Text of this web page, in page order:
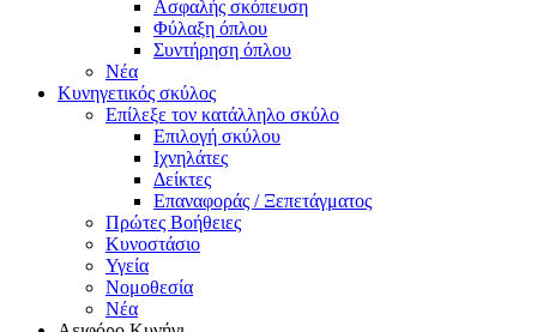
Ασφαλής σκόπευση
Φύλαξη όπλου
Συντήρηση όπλου
Νέα
Κυνηγετικός σκύλος
Επίλεξε τον κατάλληλο σκύλο
Επιλογή σκύλου
Ιχνηλάτες
Δείκτες
Επαναφοράς / Ξεπετάγματος
Πρώτες Βοήθειες
Κυνοστάσιο
Υγεία
Νομοθεσία
Νέα